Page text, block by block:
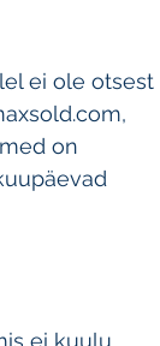
ei ole otsest
on
ei kuulu